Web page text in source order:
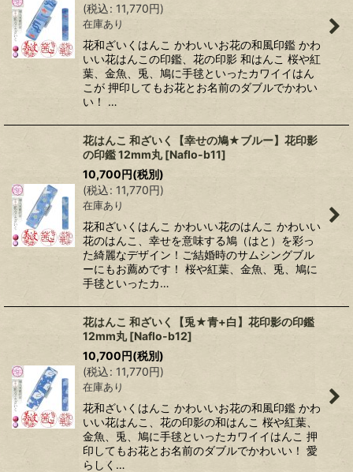
(税込: 11,770円)
在庫あり
花和ざいくはんこ かわいいお花の和風印鑑 かわ
いい花はんこの印鑑、花の印影 和はんこ 桜や紅
葉、金魚、兎、鳩に手毬といったカワイイはん
こが 押印してもお花とお名前のダブルでかわい
い！ …
花はんこ 和ざいく【幸せの鳩★ブルー】花印影
の印鑑 12mm丸 [Naflo-b11]
10,700円(税別)
(税込: 11,770円)
在庫あり
花和ざいくはんこ かわいい花のはんこ かわいい
花のはんこ、幸せを意味する鳩（はと）を彩っ
た綺麗なデザイン！ご結婚時のサムシングブル
ーにもお薦めです！ 桜や紅葉、金魚、兎、鳩に
手毬といったカ…
花はんこ 和ざいく【兎★青+白】花印影の印鑑
12mm丸 [Naflo-b12]
10,700円(税別)
(税込: 11,770円)
在庫あり
花和ざいくはんこ かわいいお花の和風印鑑 かわ
いい花はんこ、花の印影の和はんこ 桜や紅葉、
金魚、兎、鳩に手毬といったカワイイはんこ 押
印してもお花とお名前のダブルでかわいい！ 愛
らしく…